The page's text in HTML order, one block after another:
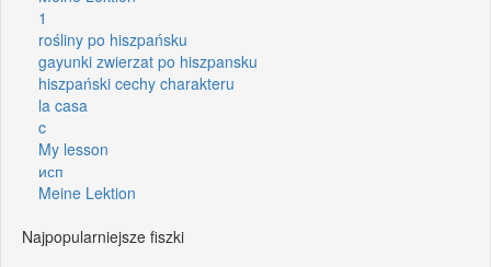
1
rośliny po hiszpańsku
gayunki zwierzat po hiszpansku
hiszpański cechy charakteru
la casa
c
My lesson
исп
Meine Lektion
Najpopularniejsze fiszki